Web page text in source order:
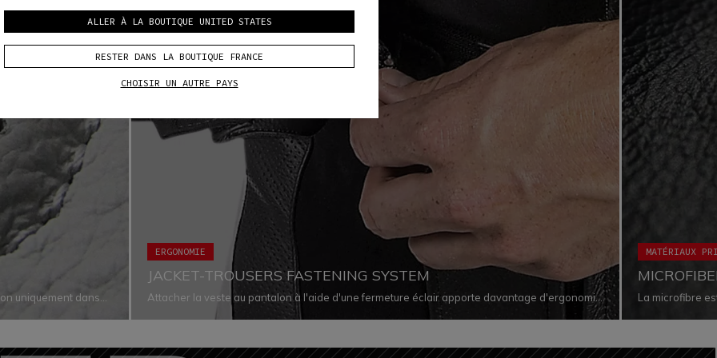
uniquement dans
ERGONOMIE
JACKET-TROUSERS FASTENING SYSTEM
Attacher la veste au pantalon à l'aide d'une fermeture éclair apporte davantage d'ergonomie
et de confort en éliminant tout risque d'infiltration d'air et en garantissant que les deux
vêtements épousent bien le corps dans toutes les situations
MATÉRIAUX
La microfibre
également par
ALLER À LA BOUTIQUE UNITED STATES
RESTER DANS LA BOUTIQUE FRANCE
CHOISIR UN AUTRE PAYS